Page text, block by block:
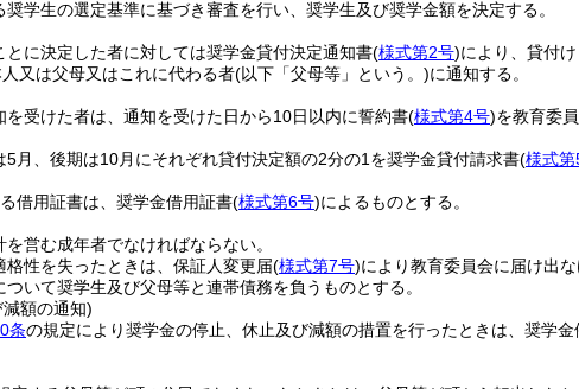
学生の選定基準に基づき審査を行い、奨学生及び奨学金額を決定する。
とに決定した者に対しては奨学金貸付決定通知書(様式第2号)により、貸付
又は父母又はこれに代わる者(以下「父母等」という。)に通知する。
を受けた者は、通知を受けた日から10日以内に誓約書(様式第4号)を教育委
5月、後期は10月にそれぞれ貸付決定額の2分の1を奨学金貸付請求書(様式第
借用証書は、奨学金借用証書(様式第6号)によるものとする。
営む成年者でなければならない。
性を失ったときは、保証人変更届(様式第7号)により教育委員会に届け出な
いて奨学生及び父母等と連帯債務を負うものとする。
額の通知)
条の規定により奨学金の停止、休止及び減額の措置を行ったときは、奨学金